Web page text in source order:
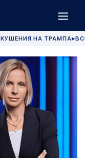
НА ТРАМПА▶